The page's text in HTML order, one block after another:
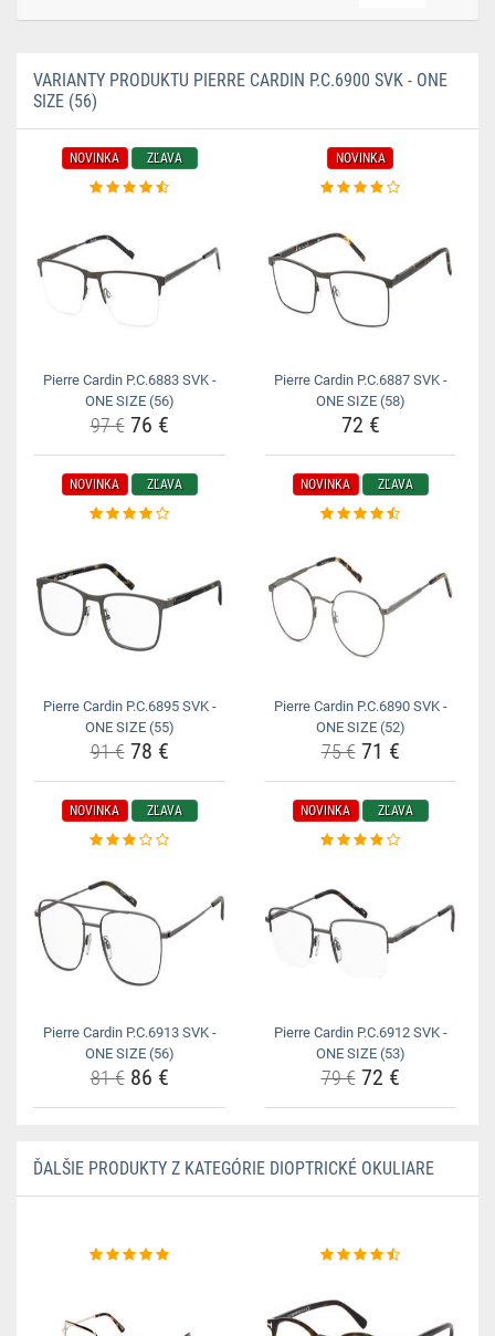
VARIANTY PRODUKTU PIERRE CARDIN P.C.6900 SVK - ONE
SIZE (56)
NOVINKA ZĽAVA
Pierre Cardin P.C.6883 SVK -
ONE SIZE (56)
97 €76 €
NOVINKA
Pierre Cardin P.C.6887 SVK -
ONE SIZE (58)
72 €
NOVINKA ZĽAVA
Pierre Cardin P.C.6895 SVK -
ONE SIZE (55)
91 €78 €
NOVINKA ZĽAVA
Pierre Cardin P.C.6890 SVK -
ONE SIZE (52)
75 €71 €
NOVINKA ZĽAVA
Pierre Cardin P.C.6913 SVK -
ONE SIZE (56)
81 €86 €
NOVINKA ZĽAVA
Pierre Cardin P.C.6912 SVK -
ONE SIZE (53)
79 €72 €
ĎALŠIE PRODUKTY Z KATEGÓRIE DIOPTRICKÉ OKULIARE